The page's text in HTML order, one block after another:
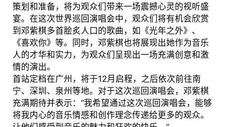
策划和准备，将为观众们带来一场震撼心灵的视听盛
宴。在这次世界巡回演唱会中，观众们将有机会欣赏
到邓紫棋多首脍炙人口的歌曲，如《光年之外》、
《喜欢你》等。同时，邓紫棋也将展现出她作为音乐
人的才华和实力，为观众们呈现出一场充满创意和激
情的演出。
首站定档在广州，将于12月启程，之后依次前往南
宁、深圳、泉州等地。对于这次巡回演唱会，邓紫棋
充满期待并表示：“我希望通过这次巡回演唱会，能够
将我内心的音乐情感和创作理念传递给更多的观众。